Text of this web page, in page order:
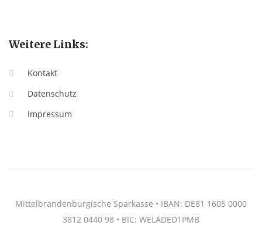
Weitere Links:
Kontakt
Datenschutz
Impressum
Mittelbrandenburgische Sparkasse • IBAN: DE81 1605 0000
3812 0440 98 • BIC: WELADED1PMB